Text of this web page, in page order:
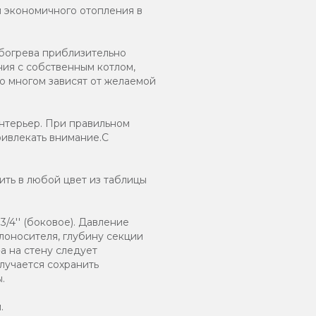
отопления в
приблизительно
с собственным котлом,
многом зависят от желаемой
При правильном
внимание.С
в любой цвет из таблицы
4'' (боковое). Давление
глубину секции
на стену следует
сохранить